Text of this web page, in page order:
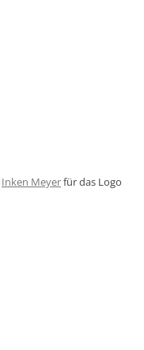
Inken Meyerfür das Logo